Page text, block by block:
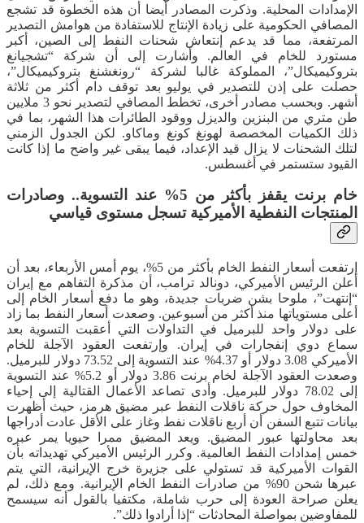
الإمدادات المحلية. وذكرت المصادر أيضا أن هذه الخطوة قد تشجع
المصافي الحكومية على زيادة الإنتاج للاستفادة من هوامش التصدير
المرتفعة، مما قد يدعم إنتعاش شحنات النفط إلى الصين، أكبر
مستورد للخام في العالم. وأشارت إلى أن شركة “تشجيانغ
بتروكيميكال”، المملوكة غالبا لشركة “رونغشنغ بتروكيميكال”،
حصلت على إذن للتصدير في يوليو بعد توقف دام أكثر من ثلاثة
أشهر. وبحسب مصادر أخرى، تخطط المصافي لتصدير نحو 3 ملايين
طن متري من البنزين والديزل ووقود الطائرات هذا الشهر، بما في
ذلك الكميات المخصصة لهونغ كونغ وماكاو. لكن الجدول الزمني
لتلك الشحنات لا يزال قيد الإعداد، فيما يبقى غير واضح ما إذا كانت
القيود ستستمر في أغسطس.
خام برنت يقفز بأكثر من 5% عند التسوية.. وصادرات
المنتجات النفطية الأميركية تسجل مستوى قياسي
إرتفعت أسعار النفط الخام بأكثر من 5%، يوم أمس الأربعاء، بعد أن
أعلن الرئيس الأميركي، دونالد ترامب، أن مذكرة التفاهم مع إيران
“إنتهت”، ملوحا بشن ضربات جديدة، وهو ما دفع أسعار الخام إلى
أعلى مستوياتها منذ أكثر من أسبوعين. وصعدت أسعار النفط بما زاد
على دولار واحد للبرميل في التداولات التي أعقبت التسوية بعد
سماع دوي إنفجارات في إيران. وإرتفعت العقود الآجلة للخام
الأميركي 3.08 دولار أو 4.37% عند التسوية إلى 73.52 دولار للبرميل.
وصعدت العقود الآجلة لخام برنت 3.86 دولار أو 5.2% عند التسوية
إلى 78.02 دولار للبرميل. وأدى تصاعد الأعمال القتالية إلى إحياء
المخاوف حول حركة ناقلات النفط عبر مضيق هرمز، حيث أظهرت
بيانات تتبع السفن أن أربع ناقلات نفط وغاز على الأقل عادت أدراجها
بعد محاولتها عبور المضيق. ويعد المضيق ممرا حيويا يمر عبره
خمس إمدادات النفط العالمية. وكرر الرئيس الأميركي تهديداته بأن
القوات الأميركية قد تستولي على جزيرة خرج الإيرانية، التي يتم
عبرها شحن 90% من صادرات النفط الخام الإيرانية. ومع ذلك، لم
يعلن صراحة العودة إلى حرب شاملة، مكتفيا بالقول أنه سيسمح
للمفاوضين بمواصلة المحادثات “إذا أرادوا ذلك”.